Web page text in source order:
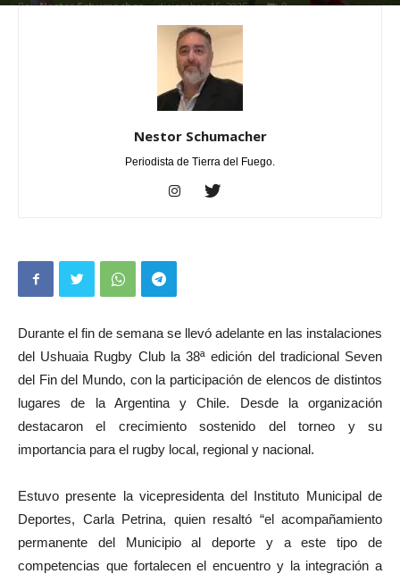
Por Nestor Schumacher - diciembre 15, 2025 0
Nestor Schumacher
Periodista de Tierra del Fuego.
Durante el fin de semana se llevó adelante en las instalaciones
del Ushuaia Rugby Club la 38ª edición del tradicional Seven
del Fin del Mundo, con la participación de elencos de distintos
lugares de la Argentina y Chile. Desde la organización
destacaron el crecimiento sostenido del torneo y su
importancia para el rugby local, regional y nacional.
Estuvo presente la vicepresidenta del Instituto Municipal de
Deportes, Carla Petrina, quien resaltó “el acompañamiento
permanente del Municipio al deporte y a este tipo de
competencias que fortalecen el encuentro y la integración a